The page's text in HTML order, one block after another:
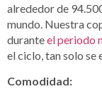
alrededor de
mundo. Nuestra
duranteel periodo
el ciclo, tan solo se
Comodidad: